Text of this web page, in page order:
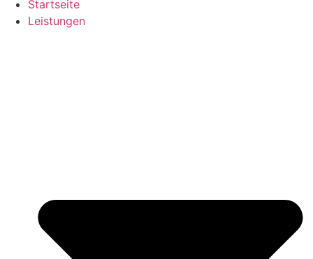
Startseite
Leistungen